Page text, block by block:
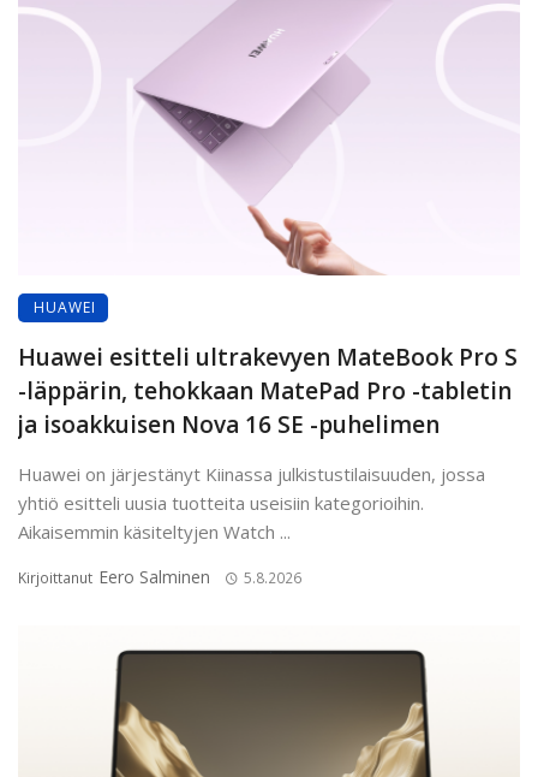
HUAWEI
Huawei esitteli ultrakevyen MateBook Pro S
-läppärin, tehokkaan MatePad Pro -tabletin
ja isoakkuisen Nova 16 SE -puhelimen
Huawei on järjestänyt Kiinassa julkistustilaisuuden, jossa
yhtiö esitteli uusia tuotteita useisiin kategorioihin.
Aikaisemmin käsiteltyjen Watch ...
Kirjoittanut Eero Salminen 5.8.2026